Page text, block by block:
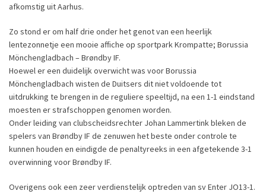
afkomstig uit Aarhus.
Zo stond er om half drie onder het genot van een heerlijk
lentezonnetje een mooie affiche op sportpark Krompatte; Borussia
Mönchengladbach – Brøndby IF.
Hoewel er een duidelijk overwicht was voor Borussia
Mönchengladbach wisten de Duitsers dit niet voldoende tot
uitdrukking te brengen in de reguliere speeltijd, na een 1-1 eindstand
moesten er strafschoppen genomen worden.
Onder leiding van clubscheidsrechter Johan Lammertink bleken de
spelers van Brøndby IF de zenuwen het beste onder controle te
kunnen houden en eindigde de penaltyreeks in een afgetekende 3-1
overwinning voor Brøndby IF.
Overigens ook een zeer verdienstelijk optreden van sv Enter JO13-1.